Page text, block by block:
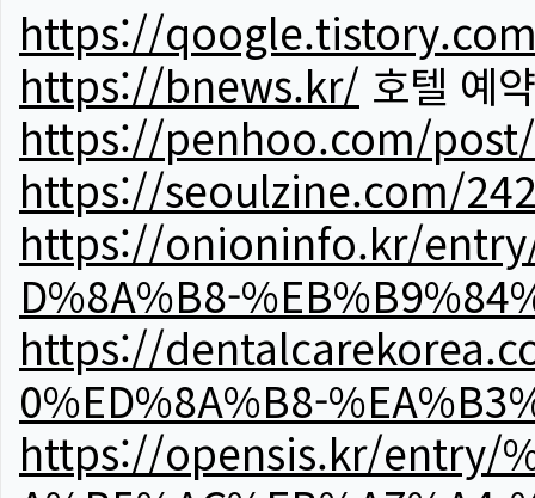
https://
https://bnews.kr/ 호텔 예약
https://penhoo.com/
https://seoulzine.com/
https://onioninfo.kr/entry/
D%8A%B8-
https://
0%ED%8A%B8-
https://opensis.kr/entry/